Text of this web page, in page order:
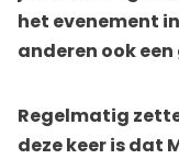
het evenement
anderen ook
Regelmatig
deze keer is dat